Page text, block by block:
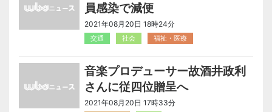
員感染で減便
2021年08月20日 18時24分
交通 社会 福祉・医療
音楽プロデューサー故酒井政利
さんに従四位贈呈へ
2021年08月20日 17時33分